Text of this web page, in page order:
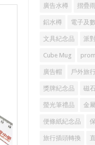
廣告水樽 摺疊
鋁水樽 電子及
文具紀念品 派
Cube Mug
廣告帽 戶外旅
獎牌紀念品 磁
螢光筆禮品 金
便條紙紀念品
旅行插頭轉換